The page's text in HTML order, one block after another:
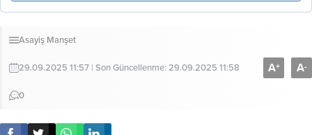
Asayiş Manşet
29.09.2025 11:57 | Son Güncellenme: 29.09.2025 11:58
0
A+ A-